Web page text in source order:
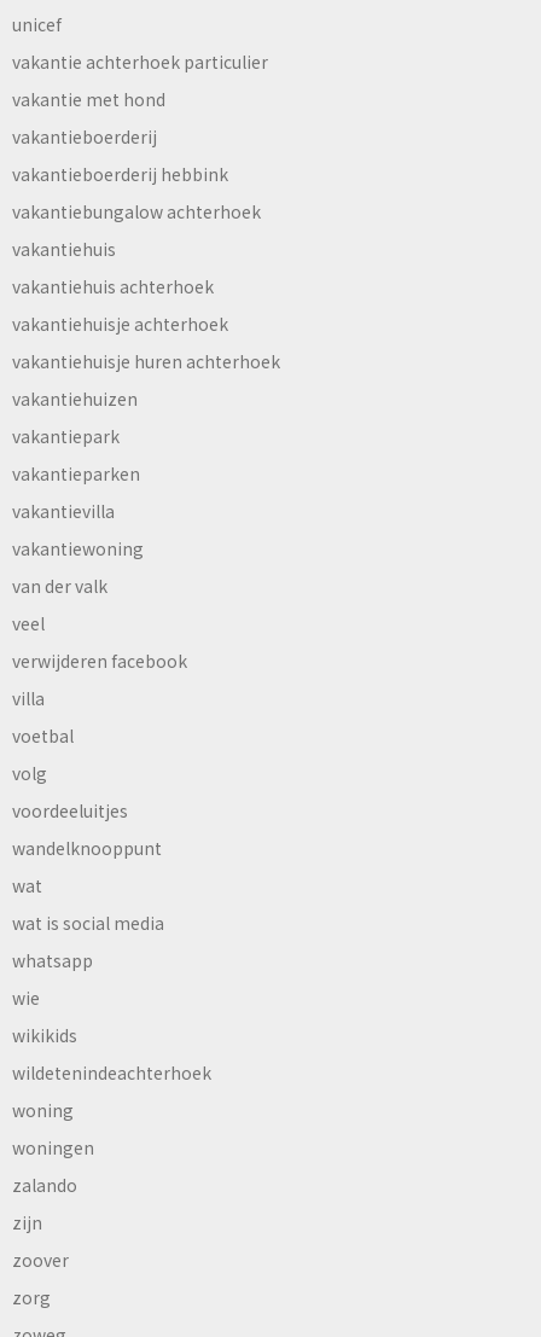
unicef
vakantie achterhoek particulier
vakantie met hond
vakantieboerderij
vakantieboerderij hebbink
vakantiebungalow achterhoek
vakantiehuis
vakantiehuis achterhoek
vakantiehuisje achterhoek
vakantiehuisje huren achterhoek
vakantiehuizen
vakantiepark
vakantieparken
vakantievilla
vakantiewoning
van der valk
veel
verwijderen facebook
villa
voetbal
volg
voordeeluitjes
wandelknooppunt
wat
wat is social media
whatsapp
wie
wikikids
wildetenindeachterhoek
woning
woningen
zalando
zijn
zoover
zorg